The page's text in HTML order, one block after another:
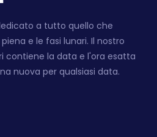
a tutto quello che
e le fasi lunari. Il nostro
contiene la data e l'ora esatta
nuova per qualsiasi data.